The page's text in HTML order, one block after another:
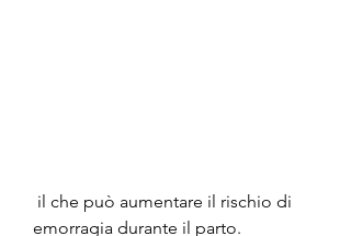
emorragia durante il parto.